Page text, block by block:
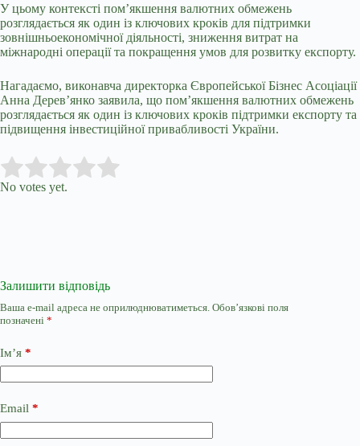
У цьому контексті пом’якшення валютних обмежень
розглядається як один із ключових кроків для підтримки
зовнішньоекономічної діяльності, зниження витрат на
міжнародні операції та покращення умов для розвитку експорту.
Нагадаємо, виконавча директорка Європейської Бізнес Асоціації
Анна Дерев’янко заявила, що пом’якшення валютних обмежень
розглядається як один із ключових кроків підтримки експорту та
підвищення інвестиційної привабливості України.
Rate this item:
No votes yet.
Залишити відповідь
Ваша e-mail адреса не оприлюднюватиметься. Обов’язкові поля
позначені *
Ім’я *
Email *